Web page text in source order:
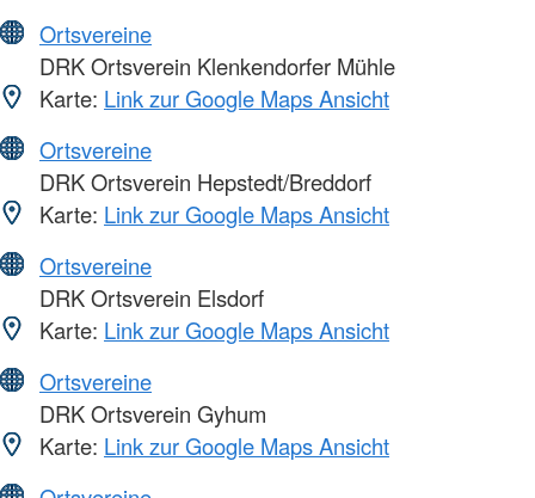
Ortsvereine
DRK Ortsverein Klenkendorfer Mühle
Karte: Link zur Google Maps Ansicht
Ortsvereine
DRK Ortsverein Hepstedt/Breddorf
Karte: Link zur Google Maps Ansicht
Ortsvereine
DRK Ortsverein Elsdorf
Karte: Link zur Google Maps Ansicht
Ortsvereine
DRK Ortsverein Gyhum
Karte: Link zur Google Maps Ansicht